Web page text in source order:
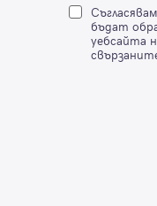
бъдат
уебсайта